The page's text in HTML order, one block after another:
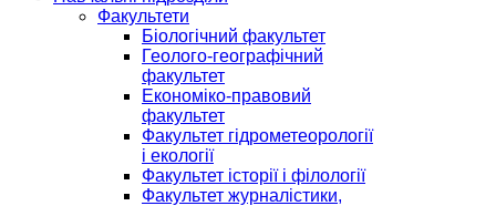
Факультети
Біологічний факультет
Геолого-географічний
факультет
Економіко-правовий
факультет
Факультет гідрометеорології
і екології
Факультет історії і філології
Факультет журналістики,